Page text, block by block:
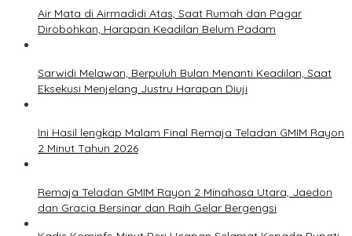
Air Mata di Airmadidi Atas, Saat Rumah dan Pagar
Dirobohkan, Harapan Keadilan Belum Padam
Sarwidi Melawan, Berpuluh Bulan Menanti Keadilan, Saat
Eksekusi Menjelang Justru Harapan Diuji
Ini Hasil lengkap Malam Final Remaja Teladan GMIM Rayon
2 Minut Tahun 2026
Remaja Teladan GMIM Rayon 2 Minahasa Utara, Jaedon
dan Gracia Bersinar dan Raih Gelar Bergengsi